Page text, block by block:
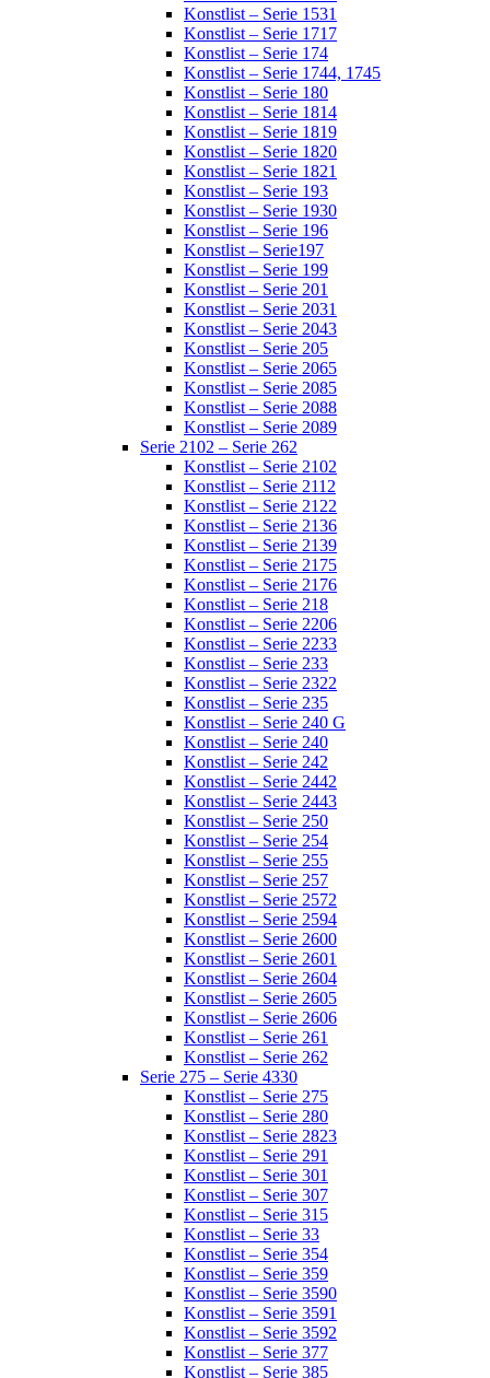
Konstlist – Serie 1531
Konstlist – Serie 1717
Konstlist – Serie 174
Konstlist – Serie 1744, 1745
Konstlist – Serie 180
Konstlist – Serie 1814
Konstlist – Serie 1819
Konstlist – Serie 1820
Konstlist – Serie 1821
Konstlist – Serie 193
Konstlist – Serie 1930
Konstlist – Serie 196
Konstlist – Serie197
Konstlist – Serie 199
Konstlist – Serie 201
Konstlist – Serie 2031
Konstlist – Serie 2043
Konstlist – Serie 205
Konstlist – Serie 2065
Konstlist – Serie 2085
Konstlist – Serie 2088
Konstlist – Serie 2089
Serie 2102 – Serie 262
Konstlist – Serie 2102
Konstlist – Serie 2112
Konstlist – Serie 2122
Konstlist – Serie 2136
Konstlist – Serie 2139
Konstlist – Serie 2175
Konstlist – Serie 2176
Konstlist – Serie 218
Konstlist – Serie 2206
Konstlist – Serie 2233
Konstlist – Serie 233
Konstlist – Serie 2322
Konstlist – Serie 235
Konstlist – Serie 240 G
Konstlist – Serie 240
Konstlist – Serie 242
Konstlist – Serie 2442
Konstlist – Serie 2443
Konstlist – Serie 250
Konstlist – Serie 254
Konstlist – Serie 255
Konstlist – Serie 257
Konstlist – Serie 2572
Konstlist – Serie 2594
Konstlist – Serie 2600
Konstlist – Serie 2601
Konstlist – Serie 2604
Konstlist – Serie 2605
Konstlist – Serie 2606
Konstlist – Serie 261
Konstlist – Serie 262
Serie 275 – Serie 4330
Konstlist – Serie 275
Konstlist – Serie 280
Konstlist – Serie 2823
Konstlist – Serie 291
Konstlist – Serie 301
Konstlist – Serie 307
Konstlist – Serie 315
Konstlist – Serie 33
Konstlist – Serie 354
Konstlist – Serie 359
Konstlist – Serie 3590
Konstlist – Serie 3591
Konstlist – Serie 3592
Konstlist – Serie 377
Konstlist – Serie 385